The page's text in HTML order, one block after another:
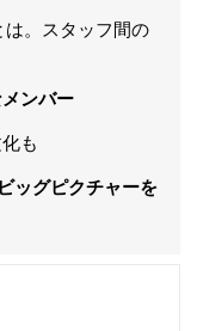
は。スタッフ間の
ンバー
も
ッグピクチャーを